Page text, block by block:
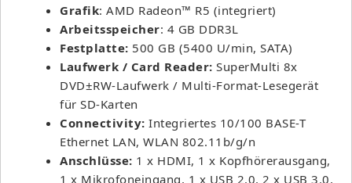
Grafik: AMD Radeon™ R5 (integriert)
Arbeitsspeicher: 4 GB DDR3L
Festplatte: 500 GB (5400 U/min, SATA)
Laufwerk / Card Reader: SuperMulti 8x
DVD±RW-Laufwerk / Multi-Format-Lesegerät
für SD-Karten
Connectivity: Integriertes 10/100 BASE-T
Ethernet LAN, WLAN 802.11b/g/n
Anschlüsse: 1 x HDMI, 1 x Kopfhörerausgang,
1 x Mikrofoneingang, 1 x USB 2.0, 2 x USB 3.0,